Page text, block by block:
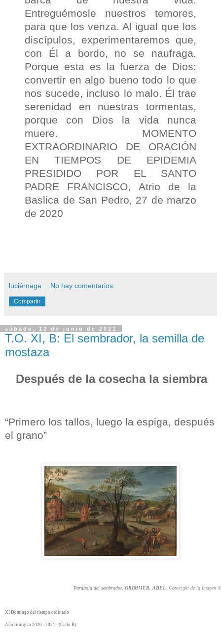
Entreguémosle nuestros temores,
para que los venza. Al igual que los
discípulos, experimentaremos que,
con Él a bordo, no se naufraga.
Porque esta es la fuerza de Dios:
convertir en algo bueno todo lo que
nos sucede, incluso lo malo. Él trae
serenidad en nuestras tormentas,
porque con Dios la vida nunca
muere. MOMENTO
EXTRAORDINARIO DE ORACIÓN
EN TIEMPOS DE EPIDEMIA
PRESIDIDO POR EL SANTO
PADRE FRANCISCO, Atrio de la
Baslica de San Pedro, 27 de marzo
de 2020
luciérnaga No hay comentarios:
Compartir
sábado, 12 de junio de 2021
T.O. XI, B: El sembrador, la semilla de
mostaza
Después de la cosecha la siembra
“Primero los tallos, luego la espiga, después
el grano”
Parábola del sembrador. GRIMMER, ABEL. Copyright de la imagen
XI Domingo del tiempo ordinario
Año litúrgico 2020 - 2021 - (Ciclo B)